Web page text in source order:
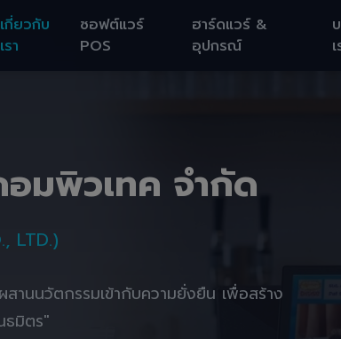
เกี่ยวกับ
เรา
ซอฟต์แวร์
POS
ฮาร์ดแวร์ &
อุปกรณ์
อมพิวเทค จำกัด
LTD.)
สานนวัตกรรมเข้ากับความยั่งยืน เพื่อสร้าง
ธมิตร"